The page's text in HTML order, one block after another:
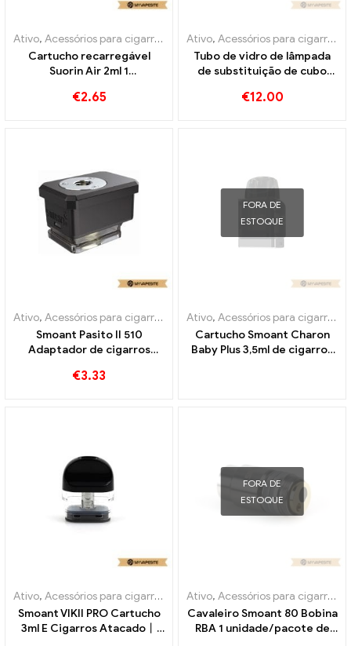
Ativo, Acessórios para cigarros eletrônicos ,Evaporador
Cartucho recarregável
Suorin Air 2ml 1
eletrônicos atacado丨
€2.65
Ativo, Acessórios para cigarros eletrônicos
Tubo de vidro de lâmpada
de substituição de cubo
unidades/pacote E-
€12.00
Ativo, Acessórios para cigarros eletrônicos ,Evaporador
Smoant Pasito II 510
Adaptador de cigarros
Personalizado
€3.33
FORA DE
ESTOQUE
Ativo, Acessórios para cigarros eletrônicos
Cartucho Smoant Charon
Baby Plus 3,5ml de cigarros
Ativo, Acessórios para cigarros eletrônicos ,Evaporador
Smoant VIKII PRO Cartucho
3ml E Cigarros Atacado丨
FORA DE
ESTOQUE
Ativo, Acessórios para cigarros eletrônicos
Cavaleiro Smoant 80 Bobina
RBA 1 unidade/pacote de